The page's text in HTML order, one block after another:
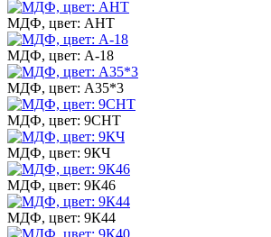
МДФ, цвет: АНТ
МДФ, цвет: А-18
МДФ, цвет: А35*3
МДФ, цвет: 9СНТ
МДФ, цвет: 9КЧ
МДФ, цвет: 9К46
МДФ, цвет: 9К44